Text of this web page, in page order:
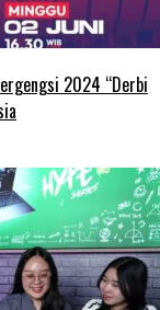
2024 “Derbi